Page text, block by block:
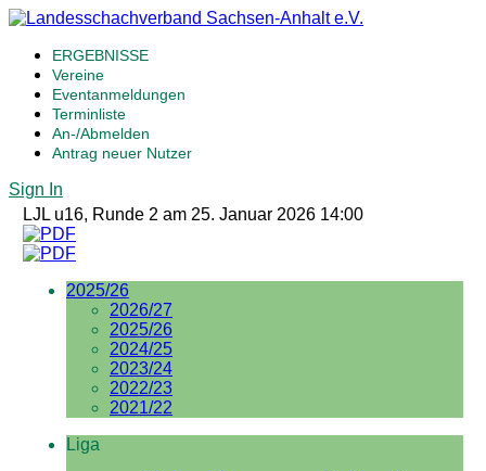
ERGEBNISSE
Vereine
Eventanmeldungen
Terminliste
An-/Abmelden
Antrag neuer Nutzer
Sign In
LJL u16, Runde 2 am 25. Januar 2026 14:00
2025/26
2026/27
2025/26
2024/25
2023/24
2022/23
2021/22
Liga